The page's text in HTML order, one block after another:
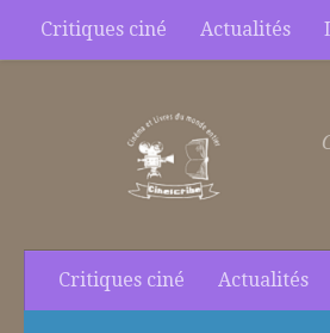
Skip to content
Critiques ciné Actualités
Critiques ciné Actualités